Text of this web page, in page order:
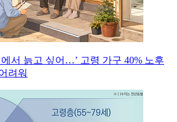
에서 늙고 싶어…’ 고령 가구 40% 노후
려워